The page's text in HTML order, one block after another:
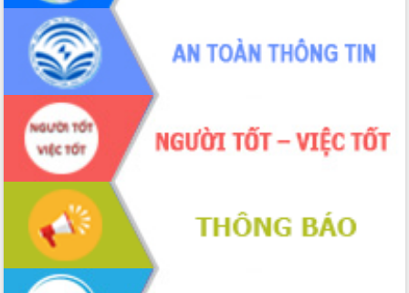
Hội nghị Ban Chấp hành Đảng bộ tỉnh
Đắk Lắk lần thứ 2 (mở rộng)
Tập trung giải phóng mặt bằng, đẩy
nhanh tiến độ Tuyến đường bộ ven
Gỡ khó, khởi công xây dựng, sửa chữa
toàn bộ nhà ở cho hộ dân đúng tiến độ
đề ra
UBND tỉnh Đắk Lắk tổng kết công tác
quốc phòng, quân sự địa phương năm
2025
Tập trung triển khai quyết liệt, đồng bộ
các giải pháp nhằm thực hiện hiệu quả
các nhiệm vụ đề ra năm 2025
Phát huy vai trò của người có uy tín